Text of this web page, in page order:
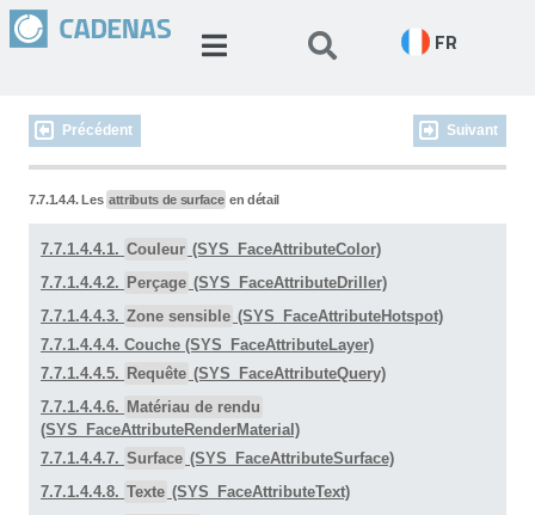
FR
Précédent Suivant
7.7.1.4.4. Les attributs de surface en détail
7.7.1.4.4.1. Couleur (SYS_FaceAttributeColor)
7.7.1.4.4.2. Perçage (SYS_FaceAttributeDriller)
7.7.1.4.4.3. Zone sensible (SYS_FaceAttributeHotspot)
7.7.1.4.4.4. Couche (SYS_FaceAttributeLayer)
7.7.1.4.4.5. Requête (SYS_FaceAttributeQuery)
7.7.1.4.4.6. Matériau de rendu
(SYS_FaceAttributeRenderMaterial)
7.7.1.4.4.7. Surface (SYS_FaceAttributeSurface)
7.7.1.4.4.8. Texte (SYS_FaceAttributeText)